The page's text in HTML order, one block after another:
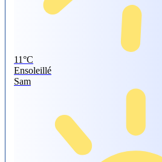
11°C
Ensoleillé
Sam